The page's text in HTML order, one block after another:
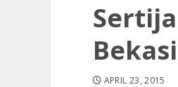
Bekasi
APRIL 23, 2015